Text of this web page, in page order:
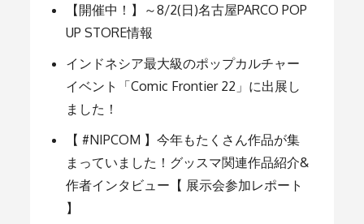
シ
ョ
ン
【開催中！】～8/2(日)名古屋PARCO POP
UP STORE情報
インドネシア最大級のポップカルチャー
イベント「Comic Frontier 22」に出展し
ました！
【 #NIPCOM 】今年もたくさん作品が集
まっていました！グッスマ関連作品紹介&
作者インタビュー【 展示会参加レポート
】